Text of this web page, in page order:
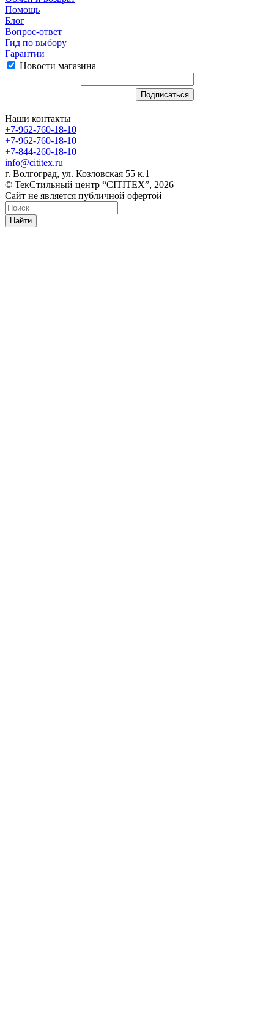
Помощь
Блог
Вопрос-ответ
Гид по выбору
Гарантии
Новости магазина
Наши контакты
+7-962-760-18-10
+7-962-760-18-10
+7-844-260-18-10
info@cititex.ru
г. Волгоград, ул. Козловская 55 к.1
© ТекСтильный центр “CITITEX”, 2026
Сайт не является публичной офертой
Найти